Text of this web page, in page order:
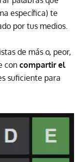
específica) te
por tus medios.
de más o, peor,
con compartir el
suficiente para